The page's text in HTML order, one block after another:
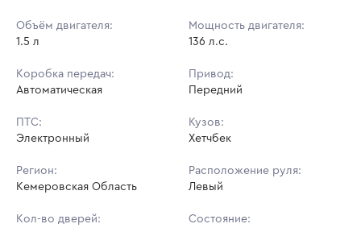
Объём двигателя:
1.5 л
Мощность двигателя:
136 л.с.
Коробка передач:
Автоматическая
Привод:
Передний
ПТС:
Электронный
Кузов:
Хетчбек
Регион:
Кемеровская Область
Расположение руля:
Левый
Кол-во дверей:
Состояние: